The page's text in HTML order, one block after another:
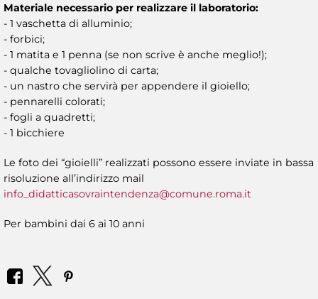
Materiale necessario per realizzare il laboratorio:
- 1 vaschetta di alluminio;
- forbici;
- 1 matita e 1 penna (se non scrive è anche meglio!);
- qualche tovagliolino di carta;
- un nastro che servirà per appendere il gioiello;
- pennarelli colorati;
- fogli a quadretti;
- 1 bicchiere
Le foto dei “gioielli” realizzati possono essere inviate in bassa
risoluzione all’indirizzo mail
info_didatticasovraintendenza@comune.roma.it
Per bambini dai 6 ai 10 anni